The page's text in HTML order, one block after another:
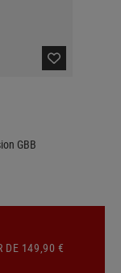
GBB
DE 149,90 €